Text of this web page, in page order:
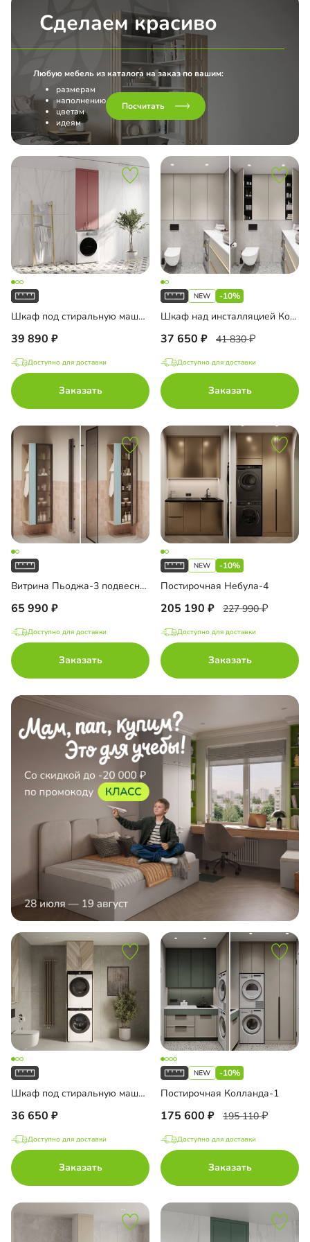
Сделаем красиво
Любую мебель из каталога на заказ по вашим:
размерам
наполнению
цветам
идеям
Посчитать
Шкаф под стиральную машину Ментон-1
39 890
Доступно для доставки
Заказать
-10%
Шкаф над инсталляцией Колланда-2
37 650 41 830
Доступно для доставки
Заказать
Витрина Пьоджа-3 подвесная
65 990
Доступно для доставки
Заказать
-10%
Постирочная Небула-4
205 190 227 990
Доступно для доставки
Заказать
Шкаф под стиральную машину Тосса-2
36 650
Доступно для доставки
Заказать
-10%
Постирочная Колланда-1
175 600 195 110
Доступно для доставки
Заказать